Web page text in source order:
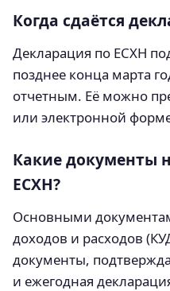
Когда сдаётся
Декларация по ЕСХН
позднее конца марта
отчетным. Её можно
или электронной
Какие документы
ЕСХН?
Основными
доходов и расходов
документы,
и ежегодная